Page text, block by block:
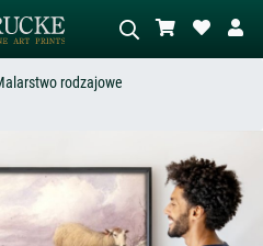
Opisz scenę – np. zielona łąka,
abstrakcja z czerwienią, ciemny olej,
stojący akt obok drzewa.
rodzajowe